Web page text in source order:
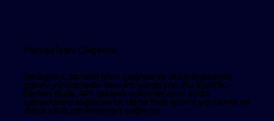
Paralel İşlev Çağırma
JetAgent, paralel işlev çağrılarını etkinleştirerek
görev yürütmede devrim yaratıyor. Bu özellik,
birden fazla API tabanlı eylemin aynı anda
çalışmasını sağlayarak daha hızlı görev yürütmeve
daha akıllı otomasyon sağlıyor.